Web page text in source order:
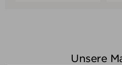
Unsere